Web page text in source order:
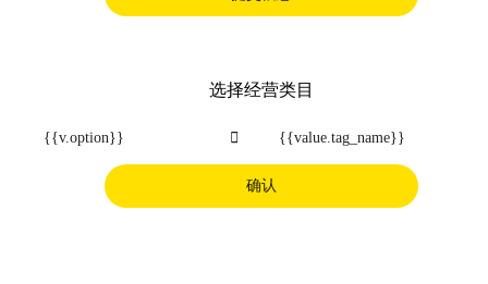
选择经营类目
{{v.option}}  {{value.tag_name}}
确认